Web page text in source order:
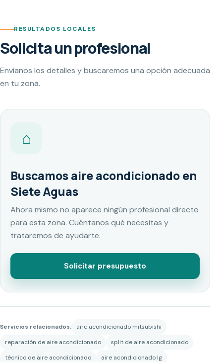
RESULTADOS LOCALES
Solicita un profesional
Envíanos los detalles y buscaremos una opción adecuada
en tu zona.
⌂
Buscamos aire acondicionado en
Siete Aguas
Ahora mismo no aparece ningún profesional directo
para esta zona. Cuéntanos qué necesitas y
trataremos de ayudarte.
Solicitar presupuesto
Servicios relacionados:
aire acondicionado mitsubishi
reparación de aire acondicionado
split de aire acondicionado
técnico de aire acondicionado
aire acondicionado lg